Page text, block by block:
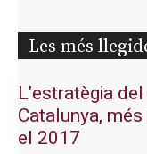
Les més
L’estratègia
Catalunya,
el 2017